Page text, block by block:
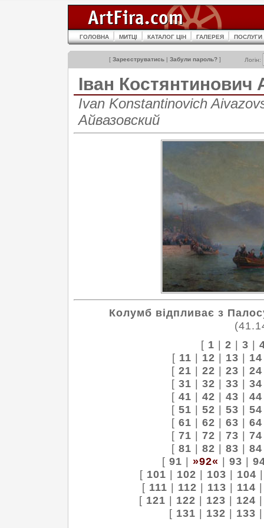
ГОЛОВНА МИТЦІ КАТАЛОГ ЦІН ГАЛЕРЕЯ ПОСЛУГИ
[ Зареєструватись | Забули пароль? ] Логін:
Іван
Ivan Konstantinovich
Айвазовский
Колумб відпливає з
[ 1 | 2 | 3 |
[ 11 | 12 | 13 | 14
[ 21 | 22 | 23 | 24
[ 31 | 32 | 33 | 34
[ 41 | 42 | 43 | 44
[ 51 | 52 | 53 | 54
[ 61 | 62 | 63 | 64
[ 71 | 72 | 73 | 74
[ 81 | 82 | 83 | 84
[ 91 | »92« | 93 |
[ 101 | 102 | 103 | 104
[ 111 | 112 | 113 | 114
[ 121 | 122 | 123 | 124
[ 131 | 132 | 133